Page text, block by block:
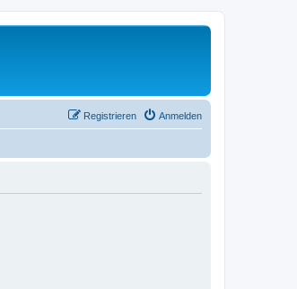
Anmelden
Registrieren